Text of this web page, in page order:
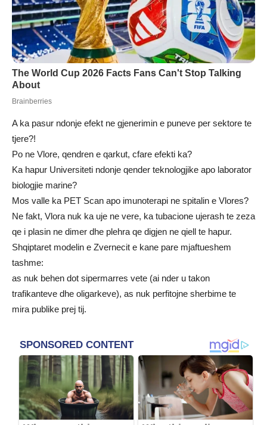
A ka pasur ndonje efekt ne gjenerimin e puneve per sektore te
tjere?!
Po ne Vlore, qendren e qarkut, cfare efekti ka?
Ka hapur Universiteti ndonje qender teknologjike apo laborator
biologjie marine?
Mos valle ka PET Scan apo imunoterapi ne spitalin e Vlores?
Ne fakt, Vlora nuk ka uje ne vere, ka tubacione ujerash te zeza
qe i plasin ne dimer dhe plehra qe digjen ne qiell te hapur.
Shqiptaret modelin e Zvernecit e kane pare mjaftueshem
tashme:
as nuk behen dot sipermarres vete (ai nder u takon
trafikanteve dhe oligarkeve), as nuk perfitojne sherbime te
mira publike prej tij.